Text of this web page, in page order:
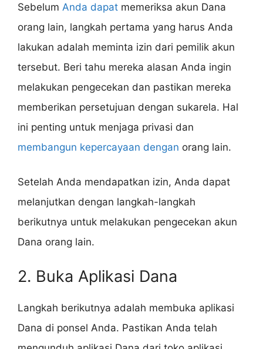
Sebelum Anda dapat memeriksa akun Dana
orang lain, langkah pertama yang harus Anda
lakukan adalah meminta izin dari pemilik akun
tersebut. Beri tahu mereka alasan Anda ingin
melakukan pengecekan dan pastikan mereka
memberikan persetujuan dengan sukarela. Hal
ini penting untuk menjaga privasi dan
membangun kepercayaan dengan orang lain.
Setelah Anda mendapatkan izin, Anda dapat
melanjutkan dengan langkah-langkah
berikutnya untuk melakukan pengecekan akun
Dana orang lain.
2. Buka Aplikasi Dana
Langkah berikutnya adalah membuka aplikasi
Dana di ponsel Anda. Pastikan Anda telah